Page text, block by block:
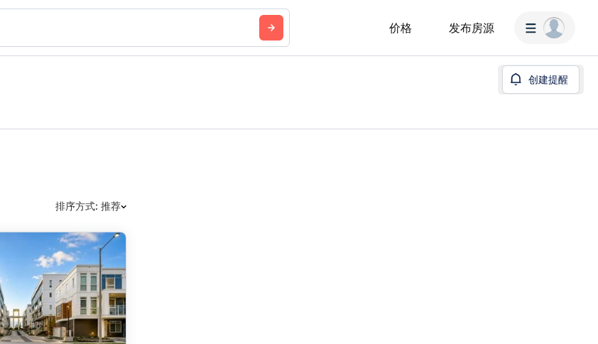
价格 发布房源
创建提醒
排序方式: 推荐
推荐
日期: 最新日期在前
日期: 过往日期在前
价格 - $$$ 到 $